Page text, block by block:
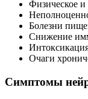
Физическое и
Болезни
Снижение
Очаги
Симптомы